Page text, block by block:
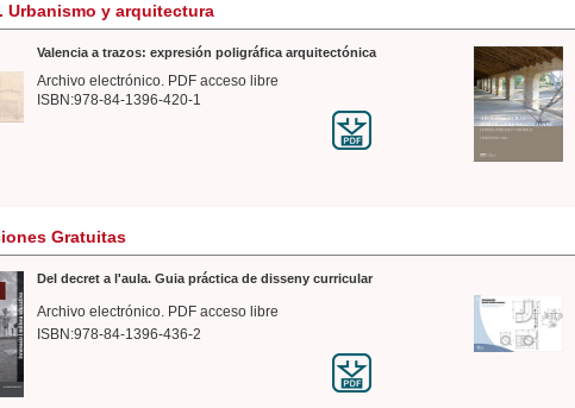
Urbanismo y arquitectura
Valencia a trazos: expresión poligráfica arquitectónica
Archivo electrónico. PDF acceso libre
ISBN:978-84-1396-420-1
Gratuitas
Del decret a l'aula. Guia práctica de disseny curricular
Archivo electrónico. PDF acceso libre
ISBN:978-84-1396-436-2